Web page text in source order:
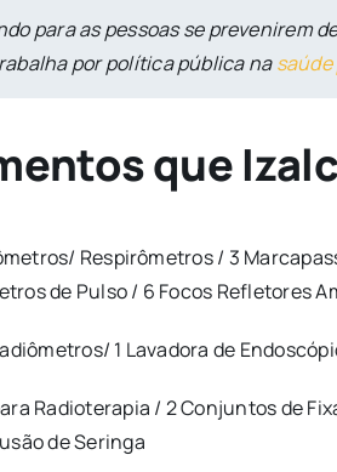
para as pessoas se
por política pública na
que
Respirômetros / 3
de Pulso / 6 Focos Refletores
1 Lavadora de
Radioterapia / 2 Conjuntos de
de Seringa